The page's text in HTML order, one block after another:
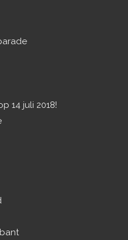
14 juli 2018!